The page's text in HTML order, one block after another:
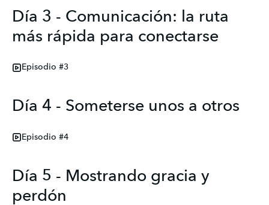
Día 3 - Comunicación: la ruta
más rápida para conectarse
Episodio #3
Día 4 - Someterse unos a otros
Episodio #4
Día 5 - Mostrando gracia y
perdón